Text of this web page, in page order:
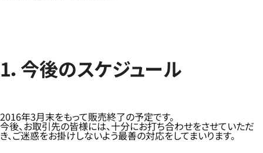
1．今後のスケジュール
2016年3月末をもって販売終了の予定です。
今後、お取引先の皆様には、十分にお打ち合わせをさせていただ
き、ご迷惑をお掛けしないよう最善の対応をしてまいります。